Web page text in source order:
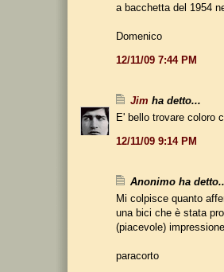
a bacchetta del 1954
Domenico
12/11/09 7:44 PM
Jim ha detto...
E' bello trovare coloro
12/11/09 9:14 PM
Anonimo ha
Mi colpisce quanto
una bici che è stata
(piacevole) impressione.
paracorto